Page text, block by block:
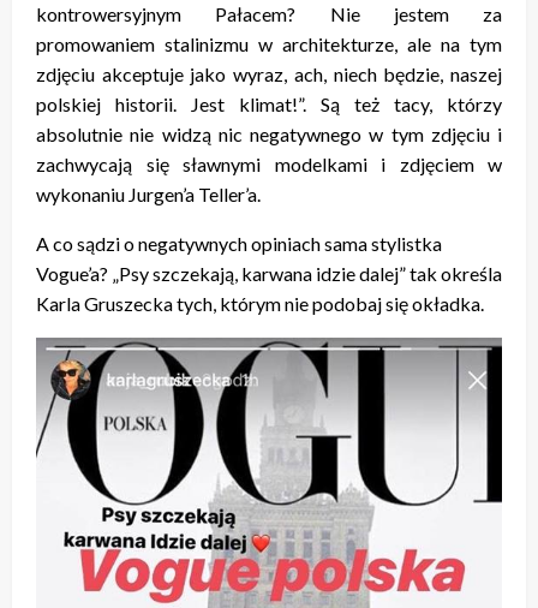
kontrowersyjnym Pałacem? Nie jestem za
promowaniem stalinizmu w architekturze, ale na tym
zdjęciu akceptuje jako wyraz, ach, niech będzie, naszej
polskiej historii. Jest klimat!”. Są też tacy, którzy
absolutnie nie widzą nic negatywnego w tym zdjęciu i
zachwycają się sławnymi modelkami i zdjęciem w
wykonaniu Jurgen’a Teller’a.
A co sądzi o negatywnych opiniach sama stylistka
Vogue’a? „Psy szczekają, karwana idzie dalej” tak określa
Karla Gruszecka tych, którym nie podobaj się okładka.